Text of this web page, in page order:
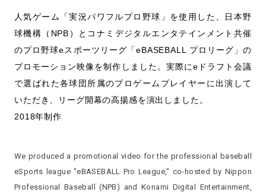
人気ゲーム「実況パワフルプロ野球」を使用した、日本野
球機構（NPB）とコナミデジタルエンタテインメント共催
のプロ野球eスポーツリーグ「eBASEBALL プロリーグ」の
プロモーション映像を制作しました。実際にeドラフト会議
で選ばれた各球団所属のプロゲームプレイヤーに出演して
いただき、リーグ開幕の高揚感を演出しました。
2018年制作
We produced a promotional video for the professional baseball
eSports league "eBASEBALL Pro League," co-hosted by Nippon
Professional Baseball (NPB) and Konami Digital Entertainment,